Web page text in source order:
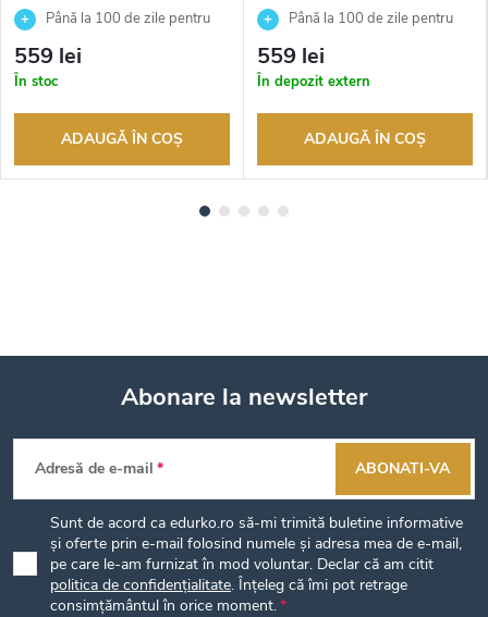
1A4VUEFPână la 100 de zile pentru
returnarea bunurilor. Vânzător
autorizat
559 lei
În stoc
ADAUGĂ ÎN COŞ
1AVUEFPână la 100 de zile pentru
returnarea bunurilor. Vânzător
autorizat
559 lei
În depozit extern
ADAUGĂ ÎN COŞ
S
u
b
Abonare la newsletter
Adresă de e-mail
Sunt de acord ca edurko.ro să-mi trimită buletine informative
și oferte prin e-mail folosind numele și adresa mea de e-mail,
pe care le-am furnizat în mod voluntar. Declar că am citit
politica de confidențialitate. Înțeleg că îmi pot retrage
consimțământul în orice moment.
ABONATI-VA